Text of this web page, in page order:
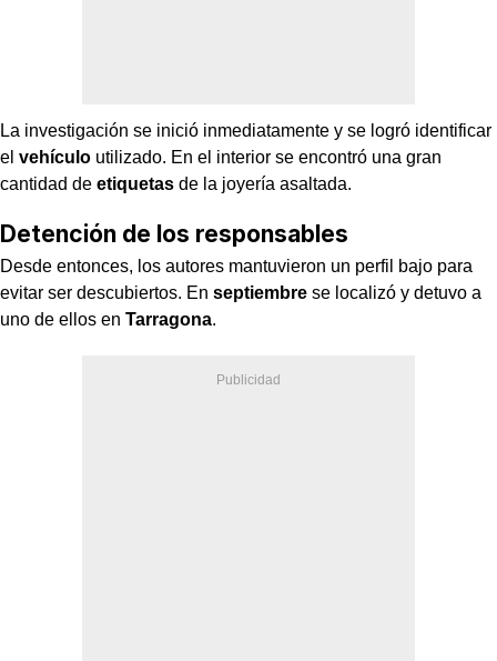
La investigación se inició inmediatamente y se logró identificar
el vehículo utilizado. En el interior se encontró una gran
cantidad de etiquetas de la joyería asaltada.
Detención de los responsables
Desde entonces, los autores mantuvieron un perfil bajo para
evitar ser descubiertos. En septiembre se localizó y detuvo a
uno de ellos en Tarragona.